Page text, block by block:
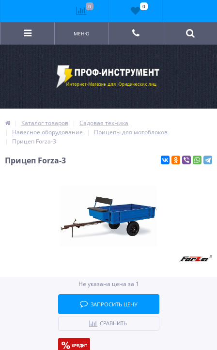
МЕНЮ
Каталог товаров
Садовая техника
Навесное оборудование
Прицепы для мотоблоков
Прицеп Forza-3
Прицеп Forza-3
Не указана цена за 1
ЗАПРОСИТЬ ЦЕНУ
СРАВНИТЬ
0 0